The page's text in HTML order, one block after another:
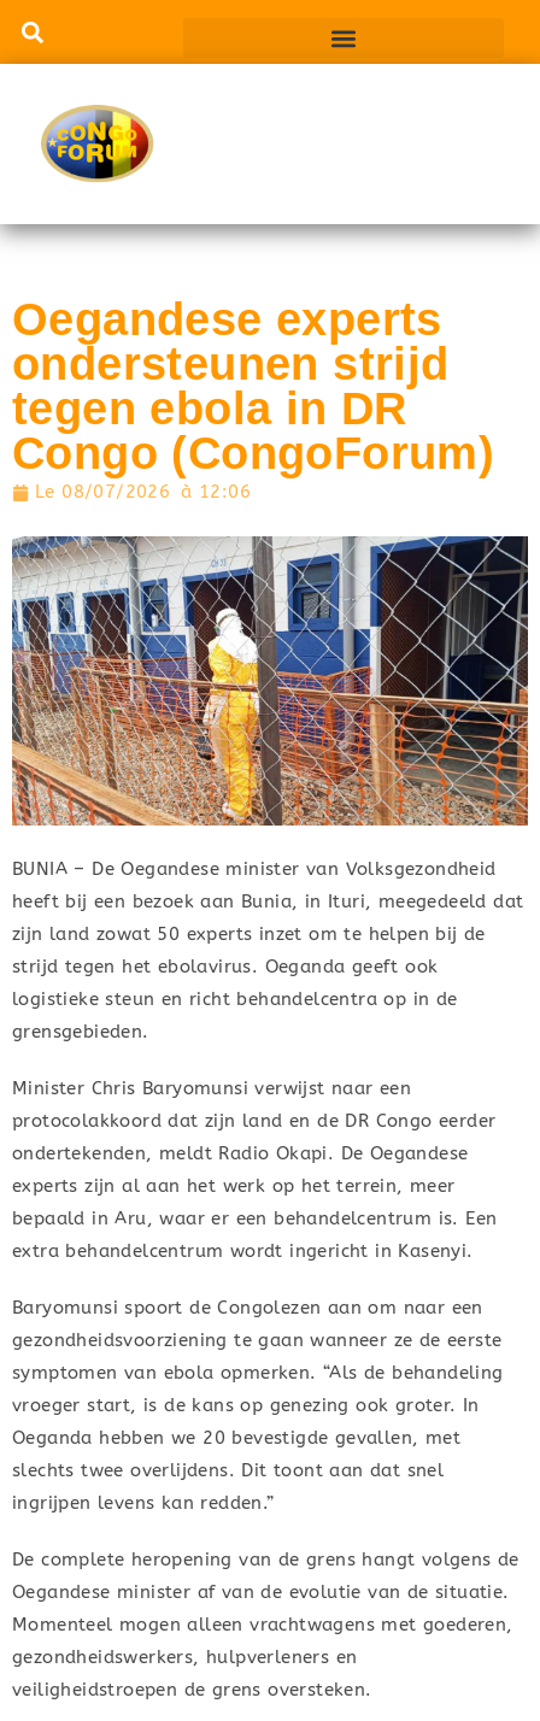
Oegandese experts
ondersteunen strijd
tegen ebola in DR
Congo (CongoForum)
Le 08/07/2026 à 12:06
BUNIA – De Oegandese minister van Volksgezondheid
heeft bij een bezoek aan Bunia, in Ituri, meegedeeld dat
zijn land zowat 50 experts inzet om te helpen bij de
strijd tegen het ebolavirus. Oeganda geeft ook
logistieke steun en richt behandelcentra op in de
grensgebieden.
Minister Chris Baryomunsi verwijst naar een
protocolakkoord dat zijn land en de DR Congo eerder
ondertekenden, meldt Radio Okapi. De Oegandese
experts zijn al aan het werk op het terrein, meer
bepaald in Aru, waar er een behandelcentrum is. Een
extra behandelcentrum wordt ingericht in Kasenyi.
Baryomunsi spoort de Congolezen aan om naar een
gezondheidsvoorziening te gaan wanneer ze de eerste
symptomen van ebola opmerken. “Als de behandeling
vroeger start, is de kans op genezing ook groter. In
Oeganda hebben we 20 bevestigde gevallen, met
slechts twee overlijdens. Dit toont aan dat snel
ingrijpen levens kan redden.”
De complete heropening van de grens hangt volgens de
Oegandese minister af van de evolutie van de situatie.
Momenteel mogen alleen vrachtwagens met goederen,
gezondheidswerkers, hulpverleners en
veiligheidstroepen de grens oversteken.